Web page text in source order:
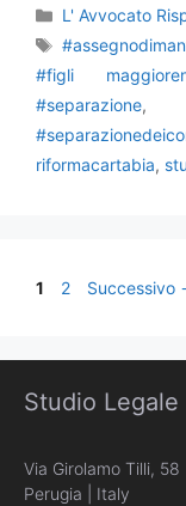
Categorie
L' Avvocato
Tag
#figli
#separazione
riformacartabia,
Pagina
1 Pagina
2 Successivo
Studio Legale
Via Girolamo Tilli, 58
Perugia | Italy